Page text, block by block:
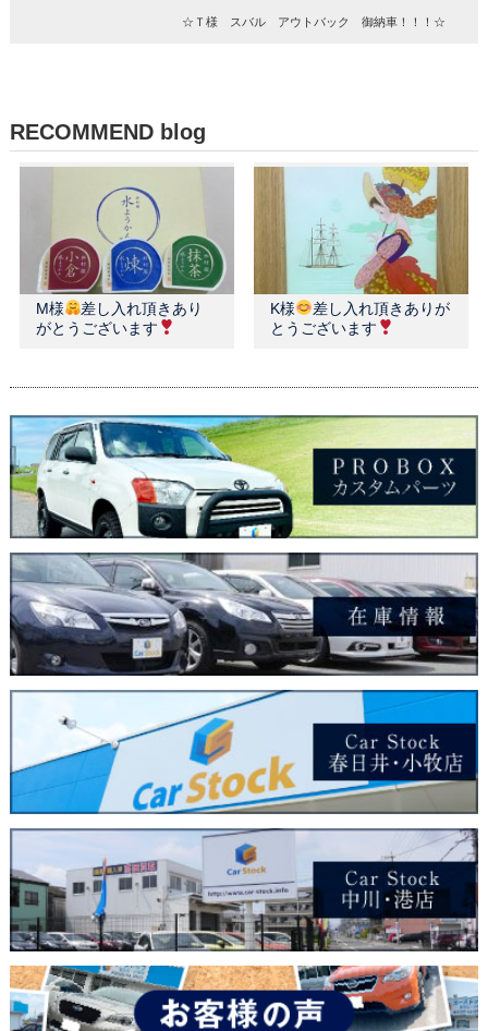
☆Ｔ様 スバル アウトバック 御納車！！！☆
RECOMMEND blog
M様
差し入れ頂きあり
がとうございます
K様
差し入れ頂きありが
とうございます